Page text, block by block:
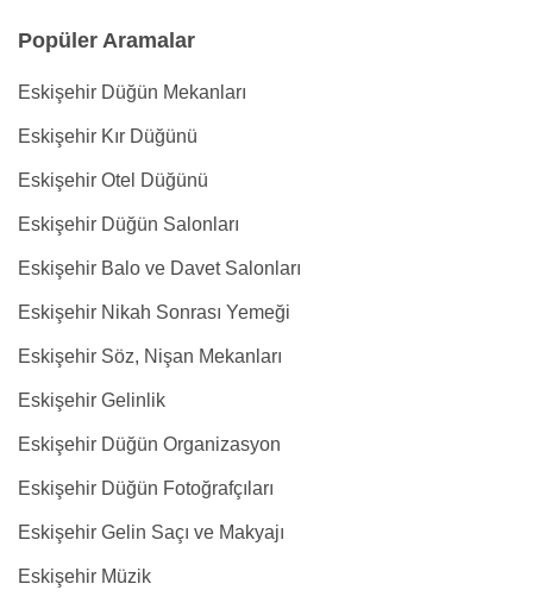
Popüler Aramalar
Eskişehir Düğün Mekanları
Eskişehir Kır Düğünü
Eskişehir Otel Düğünü
Eskişehir Düğün Salonları
Eskişehir Balo ve Davet Salonları
Eskişehir Nikah Sonrası Yemeği
Eskişehir Söz, Nişan Mekanları
Eskişehir Gelinlik
Eskişehir Düğün Organizasyon
Eskişehir Düğün Fotoğrafçıları
Eskişehir Gelin Saçı ve Makyajı
Eskişehir Müzik